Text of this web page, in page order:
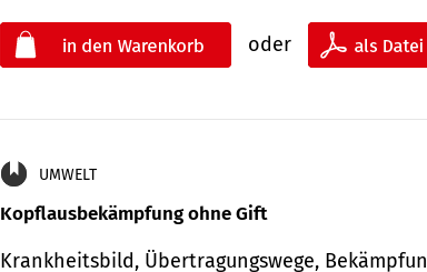
oder
UMWELT
Kopflausbekämpfung ohne Gift
Krankheits­bild, Übertra­gungs­wege,